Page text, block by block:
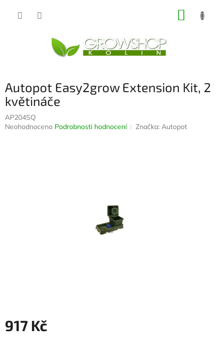
Autopot Easy2grow Extension Kit, 2
květináče
AP204SQ
Průměrné
Neohodnoceno Podrobnosti hodnocení Značka: Autopot
917 Kč